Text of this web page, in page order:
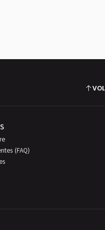
(FAQ)